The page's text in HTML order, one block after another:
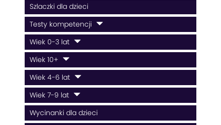
Szlaczki dla dzieci
Testy kompetencji
Wiek 0-3 lat
Wiek 10+
Wiek 4-6 lat
Wiek 7-9 lat
Wycinanki dla dzieci